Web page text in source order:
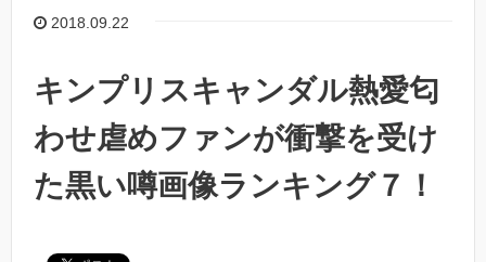
2018.09.22
キンプリスキャンダル熱愛匂
わせ虐めファンが衝撃を受け
た黒い噂画像ランキング７！